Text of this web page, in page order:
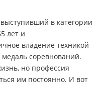
в категории
лет и
владение техникой
медаль соревнований.
но профессия
им постоянно. И вот